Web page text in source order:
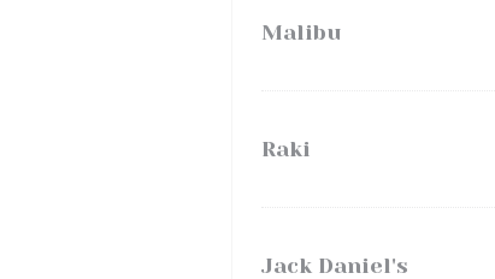
Malibu
Raki
Jack Daniel's